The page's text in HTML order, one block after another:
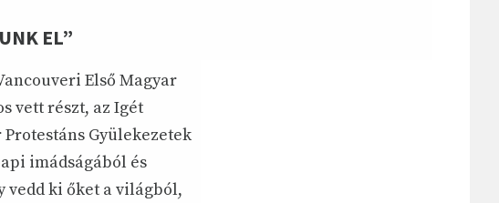
EL”
Első Magyar
vett részt, az Igét
Gyülekezetek
imádságából és
vedd ki őket a világból,